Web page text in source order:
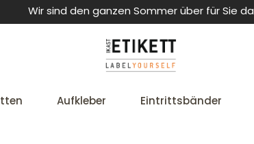
Wir sind den ganzen Sommer über für Sie da
Aufkleber Eintrittsbänder